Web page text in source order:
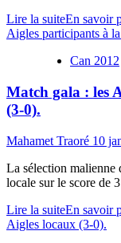
Lire la suiteEn savoir
Aigles participants à
Can 2012
Match gala : les
(3-0).
Mahamet Traoré 10
La sélection malienne
locale sur le score de
Lire la suiteEn savoir
Aigles locaux (3-0).